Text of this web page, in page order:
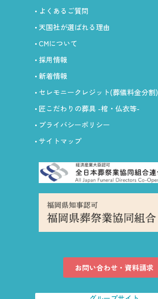
よくあるご質問
天国社が選ばれる理由
CMについて
採用情報
新着情報
セレモニークレジット(葬儀料金分割)
匠こだわりの葬具 -棺・仏衣等-
プライバシーポリシー
サイトマップ
お問い合わせ・資料請求